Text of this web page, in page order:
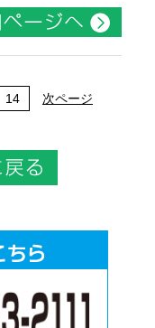
14 次ページ